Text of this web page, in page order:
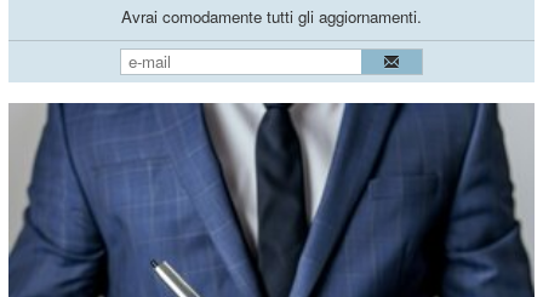
Avrai comodamente tutti gli aggiornamenti.